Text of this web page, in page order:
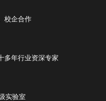
校企合作
多年行业资深专家
实验室